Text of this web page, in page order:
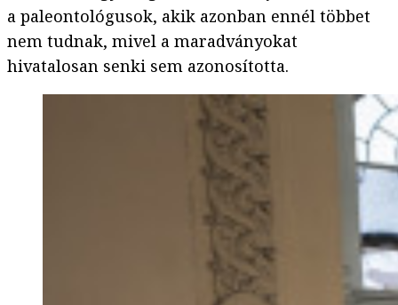
a paleontológusok, akik azonban ennél többet
nem tudnak, mivel a maradványokat
hivatalosan senki sem azonosította.